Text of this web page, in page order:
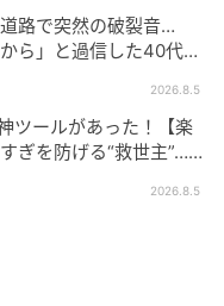
ライズ「ミニオン」グッズ
路で突然の破裂音…
ら」と過信した40代男
2026.8.5
ツールがあった！【楽
ぎを防げる“救世主”…手
2026.8.5